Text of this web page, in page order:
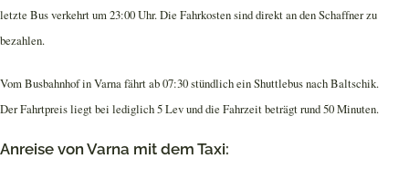
letzte Bus verkehrt um 23:00 Uhr. Die Fahrkosten sind direkt an den Schaffner zu
bezahlen.
Vom Busbahnhof in Varna fährt ab 07:30 stündlich ein Shuttlebus nach Baltschik.
Der Fahrtpreis liegt bei lediglich 5 Lev und die Fahrzeit beträgt rund 50 Minuten.
Anreise von Varna mit dem Taxi: